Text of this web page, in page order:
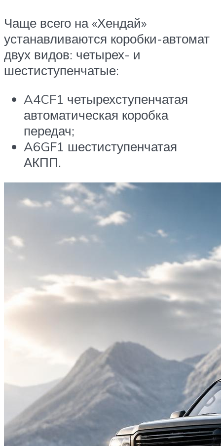
Чаще всего на «Хендай»
устанавливаются коробки-автомат
двух видов: четырех- и
шестиступенчатые:
A4CF1 четырехступенчатая
автоматическая коробка
передач;
A6GF1 шестиступенчатая
АКПП.